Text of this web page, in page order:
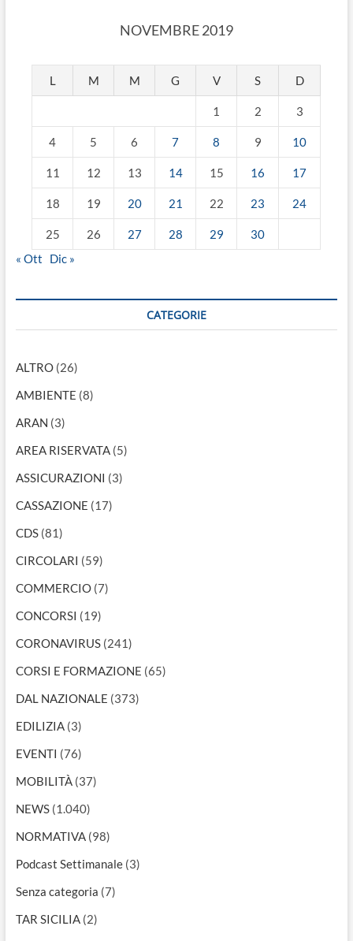
NOVEMBRE 2019
L M M G V S D
1 2 3
4 5 6 7 8 9 10
11 12 13 14 15 16 17
18 19 20 21 22 23 24
25 26 27 28 29
30
« Ott
Dic »
CATEGORIE
ALTRO(26)
AMBIENTE (8)
ARAN (3)
AREA RISERVATA(5)
ASSICURAZIONI (3)
CASSAZIONE (17)
CDS(81)
CIRCOLARI (59)
COMMERCIO(7)
CONCORSI (19)
CORONAVIRUS(241)
CORSI E FORMAZIONE (65)
DAL NAZIONALE (373)
EDILIZIA(3)
EVENTI (76)
MOBILITÀ(37)
NEWS(1.040)
NORMATIVA(98)
Podcast Settimanale(3)
Senza categoria (7)
TAR SICILIA(2)